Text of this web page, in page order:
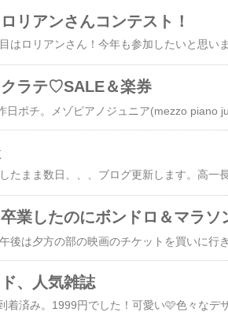
リアンさんコンテスト！
ラテ♡SALE＆楽券
、人気雑誌